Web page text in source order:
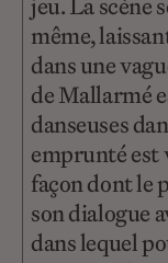
jeu. La scène
même,
dans une
de Mallarmé
danseuses
emprunté est
façon dont le
son dialogue
dans lequel